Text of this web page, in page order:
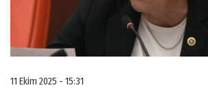
11 Ekim 2025 - 15:31